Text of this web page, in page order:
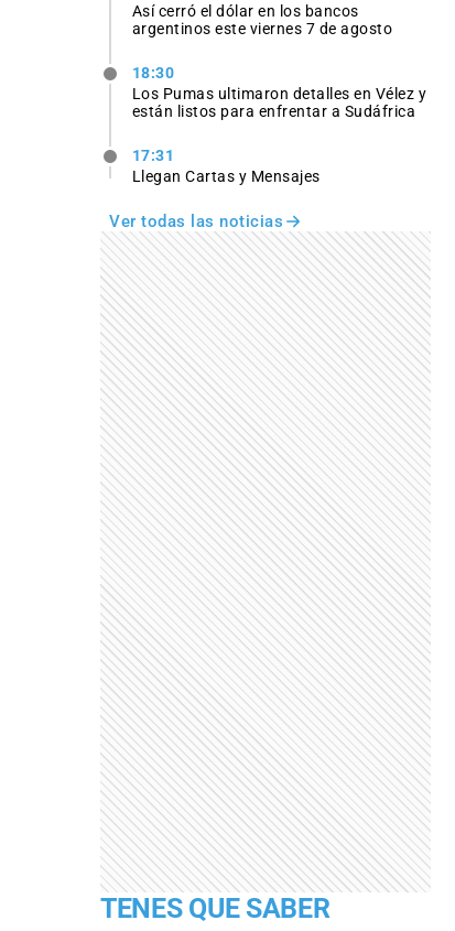
Así cerró el dólar en los bancos
argentinos este viernes 7 de agosto
18:30
Los Pumas ultimaron detalles en Vélez y
están listos para enfrentar a Sudáfrica
17:31
Llegan Cartas y Mensajes
Ver todas las noticias
TENES QUE SABER